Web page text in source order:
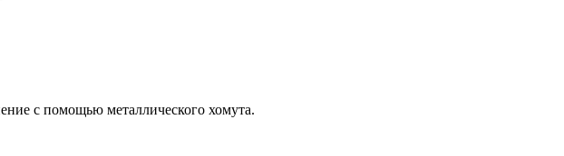
с помощью металлического хомута.